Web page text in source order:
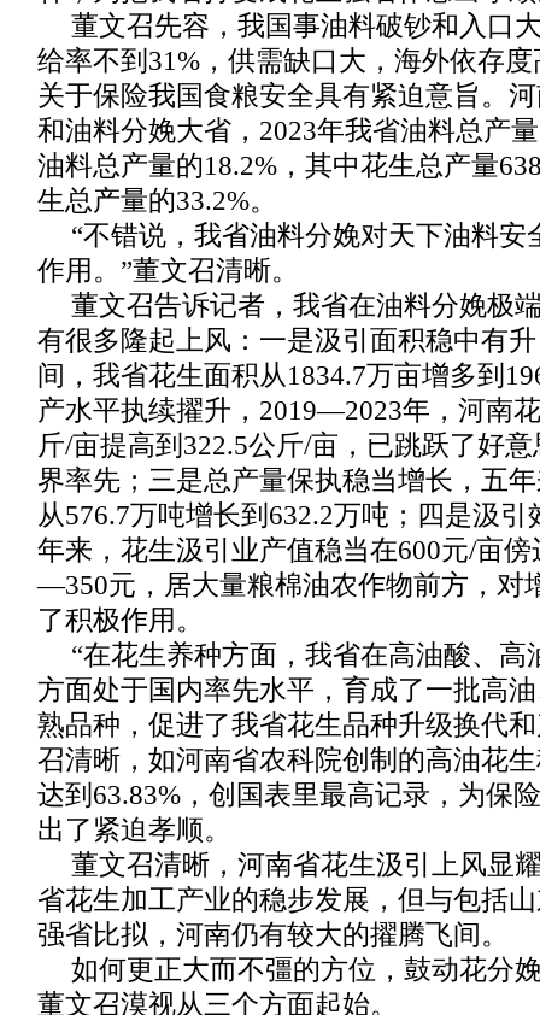
董文召先容，我国事油料破钞和入口
给率不到31%，供需缺口大，海外依存
关于保险我国食粮安全具有紧迫意旨。
和油料分娩大省，2023年我省油料总产
油料总产量的18.2%，其中花生总产量
生总产量的33.2%。
“不错说，我省油料分娩对天下油料安
作用。”董文召清晰。
董文召告诉记者，我省在油料分娩极
有很多隆起上风：一是汲引面积稳中有
间，我省花生面积从1834.7万亩增多到
产水平执续擢升，2019—2023年，河南
斤/亩提高到322.5公斤/亩，已跳跃了好
界率先；三是总产量保执稳当增长，五
从576.7万吨增长到632.2万吨；四是汲
年来，花生汲引业产值稳当在600元/亩
—350元，居大量粮棉油农作物前方，对
了积极作用。
“在花生养种方面，我省在高油酸、高
方面处于国内率先水平，育成了一批高
熟品种，促进了我省花生品种升级换代
召清晰，如河南省农科院创制的高油花
达到63.83%，创国表里最高记录，为保
出了紧迫孝顺。
董文召清晰，河南省花生汲引上风显
省花生加工产业的稳步发展，但与包括
强省比拟，河南仍有较大的擢腾飞间。
如何更正大而不彊的方位，鼓动花分
董文召漠视从三个方面起始。